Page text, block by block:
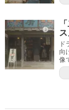
ス
ド
向
像